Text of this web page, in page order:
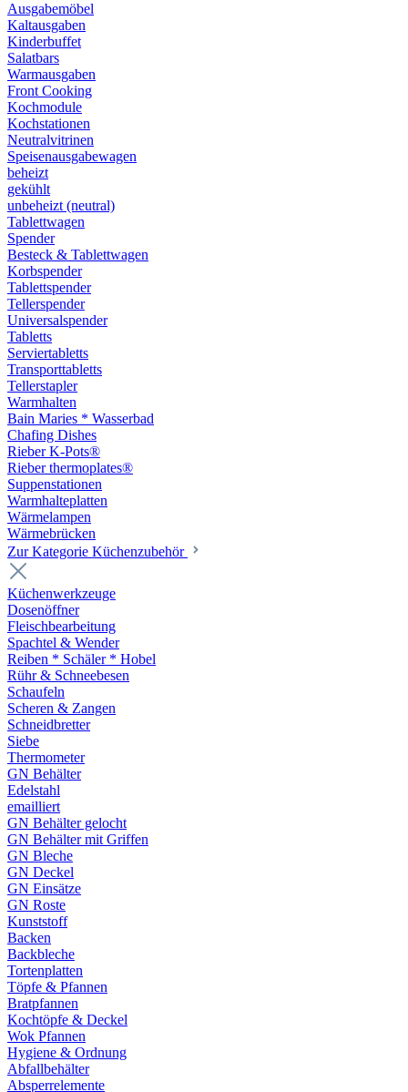
Ausgabemöbel
Kaltausgaben
Kinderbuffet
Salatbars
Warmausgaben
Front Cooking
Kochmodule
Kochstationen
Neutralvitrinen
Speisenausgabewagen
beheizt
gekühlt
unbeheizt (neutral)
Tablettwagen
Spender
Besteck & Tablettwagen
Korbspender
Tablettspender
Tellerspender
Universalspender
Tabletts
Serviertabletts
Transporttabletts
Tellerstapler
Warmhalten
Bain Maries * Wasserbad
Chafing Dishes
Rieber K-Pots®
Rieber thermoplates®
Suppenstationen
Warmhalteplatten
Wärmelampen
Wärmebrücken
Zur Kategorie Küchenzubehör
Küchenwerkzeuge
Dosenöffner
Fleischbearbeitung
Spachtel & Wender
Reiben * Schäler * Hobel
Rühr & Schneebesen
Schaufeln
Scheren & Zangen
Schneidbretter
Siebe
Thermometer
GN Behälter
Edelstahl
emailliert
GN Behälter gelocht
GN Behälter mit Griffen
GN Bleche
GN Deckel
GN Einsätze
GN Roste
Kunststoff
Backen
Backbleche
Tortenplatten
Töpfe & Pfannen
Bratpfannen
Kochtöpfe & Deckel
Wok Pfannen
Hygiene & Ordnung
Abfallbehälter
Absperrelemente